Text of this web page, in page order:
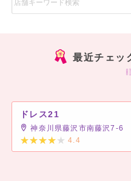
最近チェッ
ドレス21
神奈川県藤沢市南藤沢7-6
4.4